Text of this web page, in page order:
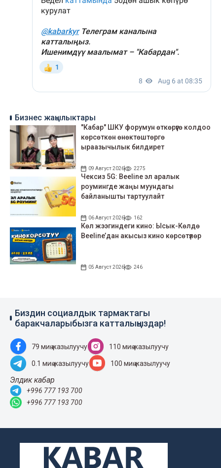
Бизнес жаңылыктары
"Кабар" ШКУ форумун өткөрүүгө колдоо
көрсөткөн өнөктөштөргө
ыраазычылык билдирет
09 Август 2026 2275
Чексиз 5G: Beeline эл аралык
роумингде жаңы муундагы
байланышты тартуулайт
06 Август 2026 162
Көл жээгиндеги кино: Ысык-Көлдө
Beeline’дан акысыз кино көрсөтүлөр
05 Август 2026 246
Биздин социалдык тармактагы
баракчаларыбызга катталыңыздар!
79 миң жазылуучу 110 миң жазылуучу
0.1 миң жазылуучу 100 миң жазылуучу
Элдик кабар
+996 777 193 700
+996 777 193 700